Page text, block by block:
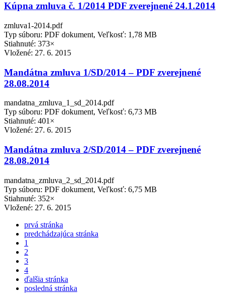
Kúpna zmluva č. 1/2014 PDF zverejnené 24.1.2014
zmluva1-2014.pdf
Typ súboru: PDF dokument, Veľkosť: 1,78 MB
Stiahnuté: 373×
Vložené: 27. 6. 2015
Mandátna zmluva 1/SD/2014 – PDF zverejnené
28.08.2014
mandatna_zmluva_1_sd_2014.pdf
Typ súboru: PDF dokument, Veľkosť: 6,73 MB
Stiahnuté: 401×
Vložené: 27. 6. 2015
Mandátna zmluva 2/SD/2014 – PDF zverejnené
28.08.2014
mandatna_zmluva_2_sd_2014.pdf
Typ súboru: PDF dokument, Veľkosť: 6,75 MB
Stiahnuté: 352×
Vložené: 27. 6. 2015
prvá stránka
predchádzajúca stránka
1
2
3
4
ďalšia stránka
posledná stránka